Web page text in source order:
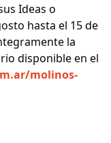
Ideas o
hasta el 15 de
la
disponible en el
molinos-